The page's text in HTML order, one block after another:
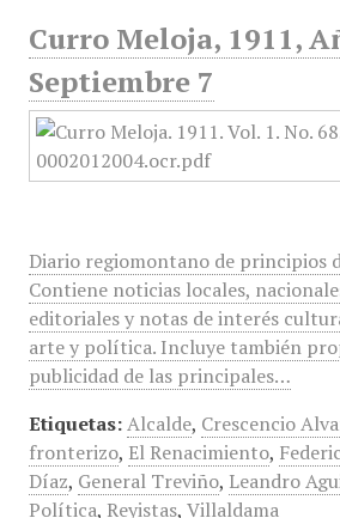
Curro Meloja, 1911,
Septiembre 7
Diario regiomontano de principios
Contiene noticias locales,
editoriales y notas de interés
arte y política. Incluye también
publicidad de las principales…
Etiquetas: Alcalde, Crescencio
fronterizo, El Renacimiento,
Díaz, General Treviño, Leandro
Política, Reyistas, Villaldama